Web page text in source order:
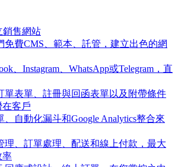
銷售網站
免費CMS、範本、託管，建立出色的網
、Instagram、WhatsApp或Telegram，直
單表單、註冊與回函表單以及附帶條件
客戶
、自動化漏斗和Google Analytics整合來
理、訂單處理、配送和線上付款，最大
率